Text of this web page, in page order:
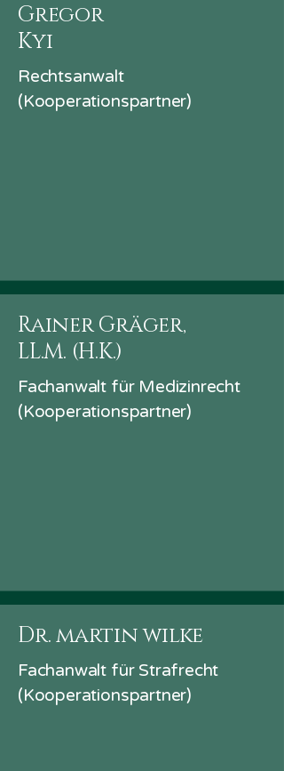
Gregor
Kyi
Rechtsanwalt
(Kooperationspartner)
Rainer Gräger,
LL.M. (H.K.)
Fachanwalt für Medizinrecht
(Kooperationspartner)
Dr. martin wilke
Fachanwalt für Strafrecht
(Kooperationspartner)